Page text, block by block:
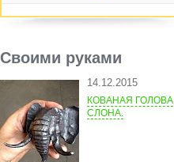
Своими руками
14.12.2015
КОВАНАЯ ГОЛОВА
СЛОНА.